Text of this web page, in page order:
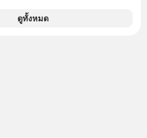
ป๊าผมเห็นโปสเตอร์หนังเรื่องนี้หลาย
ดูทั้งหมด